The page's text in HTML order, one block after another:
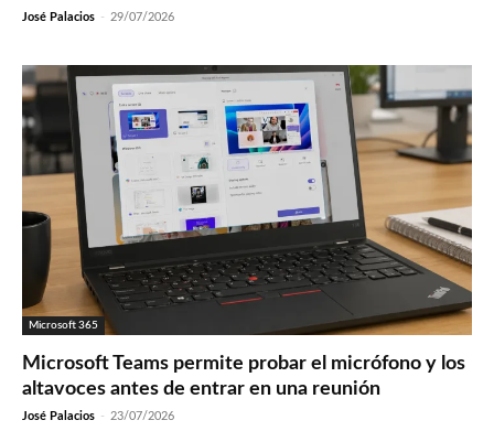
José Palacios - 29/07/2026
Microsoft 365
Microsoft Teams permite probar el micrófono y los
altavoces antes de entrar en una reunión
José Palacios - 23/07/2026